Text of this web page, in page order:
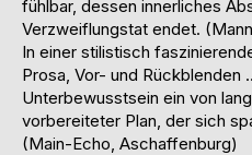
fühlbar, dessen innerliches
Verzweiflungstat endet.
In einer stilistisch
Prosa, Vor- und Rückblenden
Unterbewusstsein ein von
vorbereiteter Plan, der sich
(Main-Echo, Aschaffenburg)